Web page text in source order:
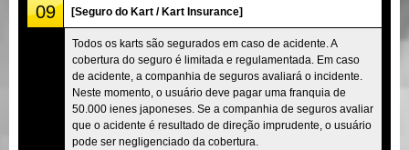
09 [Seguro do Kart / Kart Insurance]
Todos os karts são segurados em caso de acidente. A
cobertura do seguro é limitada e regulamentada. Em caso
de acidente, a companhia de seguros avaliará o incidente.
Neste momento, o usuário deve pagar uma franquia de
50.000 ienes japoneses. Se a companhia de seguros avaliar
que o acidente é resultado de direção imprudente, o usuário
pode ser negligenciado da cobertura.